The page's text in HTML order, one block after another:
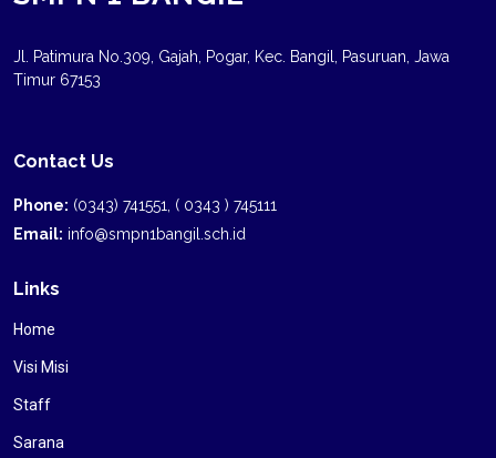
Jl. Patimura No.309, Gajah, Pogar, Kec. Bangil, Pasuruan, Jawa
Timur 67153
Contact Us
Phone: (0343) 741551, ( 0343 ) 745111
Email: info@smpn1bangil.sch.id
Links
Home
Visi Misi
Staff
Sarana